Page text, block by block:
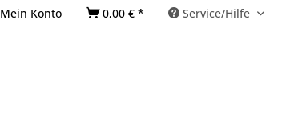
Mein Konto 0,00 € * Service/Hilfe